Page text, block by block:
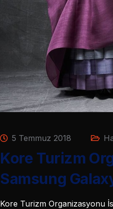
5 Temmuz 2018
Kore Turizm
Samsung
Kore Turizm Organizasyonu